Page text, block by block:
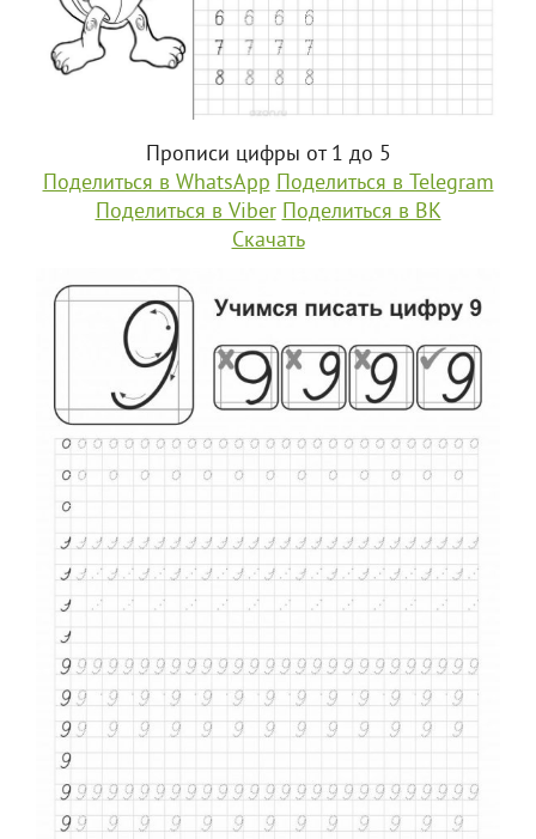
Прописи цифры от 1 до 5
Поделиться в WhatsApp Поделиться в Telegram
Поделиться в Viber Поделиться в ВК
Скачать